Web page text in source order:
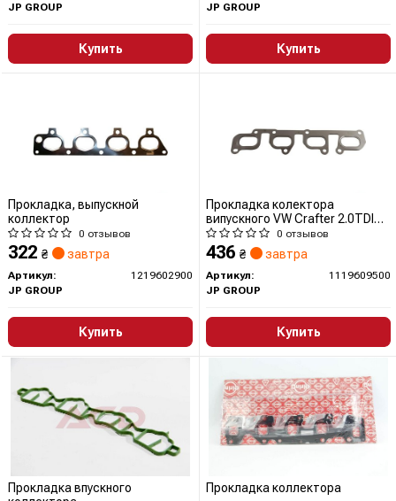
JP GROUP
Купить
JP GROUP
Купить
Прокладка, выпускной
коллектор
0 отзывов
322 ₴ завтра
Артикул:
1219602900
JP GROUP
Купить
Прокладка колектора
випускного VW Crafter 2.0TDI
1119609500 JP GROUP
(QUINTON HAZELL)
0 отзывов
436 ₴ завтра
Артикул:
1119609500
JP GROUP
Купить
Прокладка впускного
Прокладка коллектора